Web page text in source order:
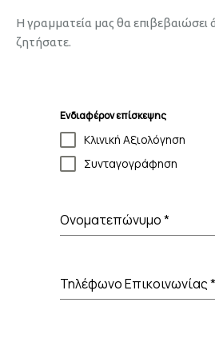
Η γραμματεία μας θα
ζητήσατε.
Ενδιαφέρον επίσκεψης
Κλινική Αξιολόγηση
Συνταγογράφηση
Ονοματεπώνυμο*
Τηλέφωνο Επικοινωνίας*